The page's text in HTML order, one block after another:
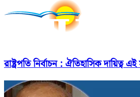
রাষ্ট্রপতি নির্বাচন : ঐতিহাসিক দায়িত্ব